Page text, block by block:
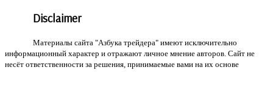
Disclaimer
Материалы сайта "Азбука трейдера" имеют исключительно
информационный характер и отражают личное мнение авторов. Сайт не
несёт ответственности за решения, принимаемые вами на их основе